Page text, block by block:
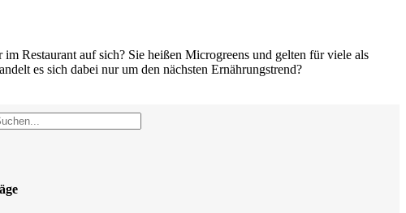
Restaurant auf sich? Sie heißen Microgreens und gelten für viele als
es sich dabei nur um den nächsten Ernährungstrend?